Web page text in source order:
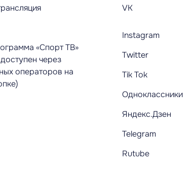
«Спорт ТВ»
через
операторов на
VK
Instagram
Twitter
Tik Tok
Одноклассники
Яндекс.Дзен
Telegram
Rutube